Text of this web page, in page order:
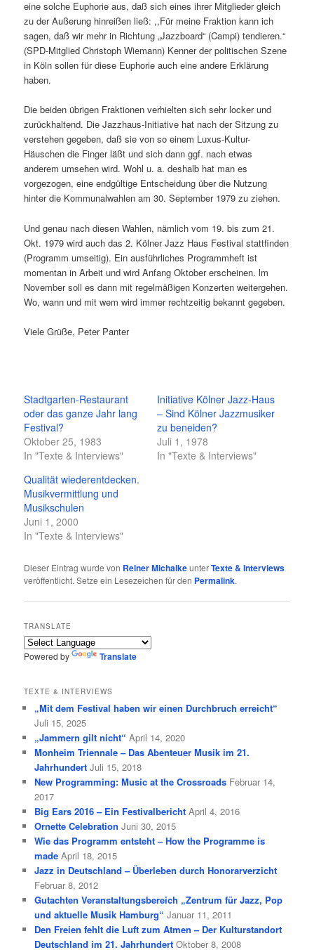
eine solche Euphorie aus, daß sich eines ihrer Mitglieder gleich
zu der Außerung hinreißen ließ: ,,Für meine Fraktion kann ich
sagen, daß wir mehr in Richtung „Jazzboard“ (Campi) tendieren.“
(SPD-Mitglied Christoph Wiemann) Kenner der politischen Szene
in Köln sollen für diese Euphorie auch eine andere Erklärung
haben.
Die beiden übrigen Fraktionen verhielten sich sehr locker und
zurückhaltend. Die Jazzhaus-Initiative hat nach der Sitzung zu
verstehen gegeben, daß sie von so einem Luxus-Kultur-
Häuschen die Finger läßt und sich dann ggf. nach etwas
anderem umsehen wird. Wohl u. a. deshalb hat man es
vorgezogen, eine endgültige Entscheidung über die Nutzung
hinter die Kommunalwahlen am 30. September 1979 zu ziehen.
Und genau nach diesen Wahlen, nämlich vom 19. bis zum 21.
Okt. 1979 wird auch das 2. Kölner Jazz Haus Festival stattfinden
(Programm umseitig). Ein ausführliches Programmheft ist
momentan in Arbeit und wird Anfang Oktober erscheinen. lm
November soll es dann mit regelmäßigen Konzerten weitergehen.
Wo, wann und mit wem wird immer rechtzeitig bekannt gegeben.
Viele Grüße, Peter Panter
Stadtgarten-Restaurant
oder das ganze Jahr lang
Festival?
Oktober 25, 1983
In "Texte & Interviews"
Initiative Kölner Jazz-Haus
– Sind Kölner Jazzmusiker
zu beneiden?
Juli 1, 1978
In "Texte & Interviews"
Qualität wiederentdecken.
Musikvermittlung und
Musikschulen
Juni 1, 2000
In "Texte & Interviews"
Dieser Eintrag wurde von Reiner MichalkeunterTexte & Interviews
veröffentlicht. Setze ein Lesezeichen für den Permalink.
TRANSLATE
Powered by Translate
TEXTE & INTERVIEWS
„Mit dem Festival haben wir einen Durchbruch erreicht“
Juli 15, 2025
„Jammern gilt nicht“ April 14, 2020
Monheim Triennale – Das Abenteuer Musik im 21.
Jahrhundert Juli 15, 2018
New Programming: Music at the Crossroads Februar 14,
2017
Big Ears 2016 – Ein Festivalbericht April 4, 2016
Ornette Celebration Juni 30, 2015
Wie das Programm entsteht – How the Programme is
made April 18, 2015
Jazz in Deutschland – Überleben durch Honorarverzicht
Februar 8, 2012
Gutachten Veranstaltungsbereich „Zentrum für Jazz, Pop
und aktuelle Musik Hamburg“ Januar 11, 2011
Den Freien fehlt die Luft zum Atmen – Der Kulturstandort
Deutschland im 21. Jahrhundert Oktober 8, 2008